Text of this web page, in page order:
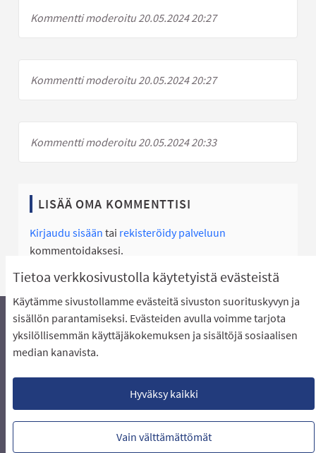
Tietoa verkkosivustolla käytetyistä evästeistä
Käytämme sivustollamme evästeitä sivuston suorituskyvyn ja
sisällön parantamiseksi. Evästeiden avulla voimme tarjota
yksilöllisemmän käyttäjäkokemuksen ja sisältöjä sosiaalisen
median kanavista.
Hyväksy kaikki
Vain välttämättömät
Kommentti moderoitu 20.05.2024 20:27
Kommentti moderoitu 20.05.2024 20:27
Kommentti moderoitu 20.05.2024 20:33
LISÄÄ OMA KOMMENTTISI
Kirjaudu sisään tai rekisteröidy palveluun
kommentoidaksesi.
Äänestyksen pikaohjeet
Usein kysytyt kysymykset
Näin äänestät Asukasbudjetissa
Lataa avoimet datatiedostot
Evästeasetukset